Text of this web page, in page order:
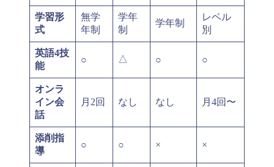
学習形
式
無学
年制
学年
制
学年制
レベル
別
英語4技
能
○ △ ○ ○
オンラ
イン会
話
月2回 なし なし 月4回〜
添削指
導
○ ○ × ×